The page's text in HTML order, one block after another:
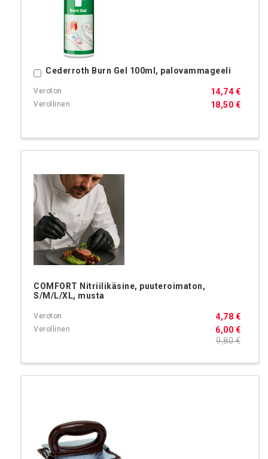
Cederroth Burn Gel 100ml, palovammageeli
18,50 €
14,74 €
Ostoskoriin
COMFORT Nitriilikäsine, puuteroimaton,
S/M/L/XL, musta
6,00 €
4,78 €
9,80 €